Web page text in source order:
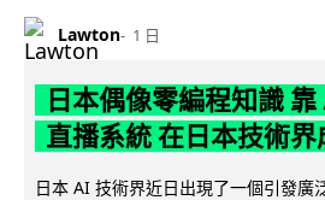
Lawton 1 日
日本偶像零編程知識
直播系統 在日本技術界
日本 AI 技術界近日出現了一個引發廣